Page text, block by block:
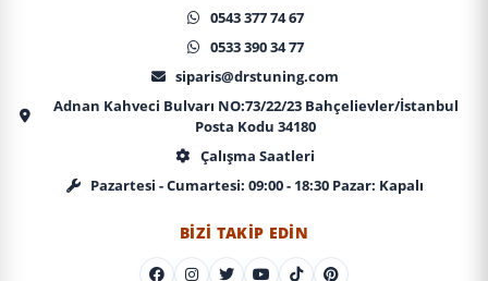
0543 377 74 67
0533 390 34 77
siparis@drstuning.com
Adnan Kahveci Bulvarı NO:73/22/23 Bahçelievler/İstanbul
Posta Kodu 34180
Çalışma Saatleri
Pazartesi - Cumartesi: 09:00 - 18:30 Pazar: Kapalı
BIZI TAKIP EDIN